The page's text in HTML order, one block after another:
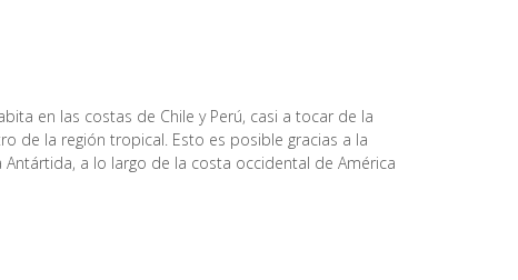
en las costas de Chile y Perú, casi a tocar de la
de la región tropical. Esto es posible gracias a la
a lo largo de la costa occidental de América